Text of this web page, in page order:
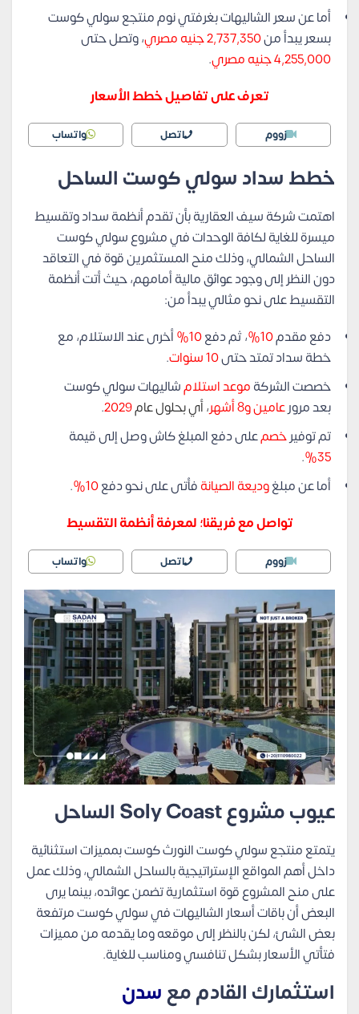
أما عن سعر الشاليهات بغرفتي نوم منتجع سولي كوست
بسعر يبدأ من2,737,350 جنيه مصري
، وتصل حتى
4,255,000 جنيه مصري
.
تعرف على تفاصيل خطط الأسعار
زووم اتصل واتساب
خطط سداد سولي كوست الساحل
اهتمت شركة سيف العقارية بأن تقدم أنظمة سداد وتقسيط
ميسرة للغاية لكافة الوحدات في مشروع سولي كوست
الساحل الشمالي، وذلك منح المستثمرين قوة في التعاقد
دون النظر إلى وجود عوائق مالية أمامهم، حيث أتت أنظمة
التقسيط على نحو مثالي يبدأ من:
دفع مقدم10% ، ثم دفع10%
أخرى عند الاستلام، مع
خطة سداد تمتد حتى10 سنوات
.
خصصت الشركةموعد استلامشاليهات سولي كوست
بعد مرورعامين و8 أشهر ، أي بحلول عام
.
تم توفيرخصمعلى دفع المبلغ كاش وصل إلى قيمة
35%
.
أما عن مبلغوديعة الصيانةفأتى على نحو دفع10%
.
تواصل مع فريقنا؛ لمعرفة أنظمة التقسيط
زووم اتصل واتساب
عيوب مشروع Soly Coast الساحل
يتمتع منتجع سولي كوست النورث كوست بمميزات استثنائية
داخل أهم المواقع الإستراتيجية بالساحل الشمالي، وذلك عمل
على منح المشروع قوة استثمارية تضمن عوائده، بينما يرى
البعض أن باقات أسعار الشاليهات في سولي كوست مرتفعة
بعض الشئ، لكن بالنظر إلى موقعه وما يقدمه من مميزات
فتأتي الأسعار بشكل تنافسي ومناسب للغاية.
استثمارك القادم معسدن